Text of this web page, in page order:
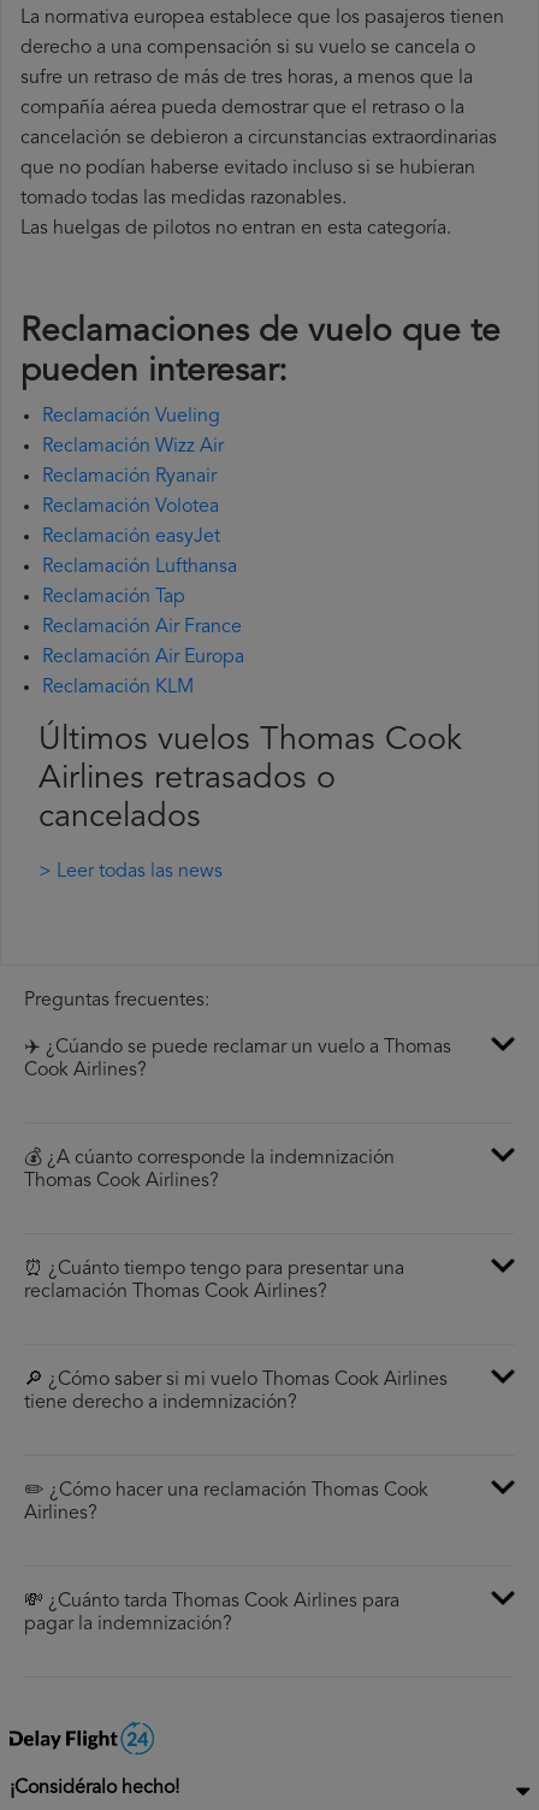
La normativa europea establece que los pasajeros tienen
derecho a una compensación si su vuelo se cancela o
sufre un retraso de más de tres horas, a menos que la
compañía aérea pueda demostrar que el retraso o la
cancelación se debieron a circunstancias extraordinarias
que no podían haberse evitado incluso si se hubieran
tomado todas las medidas razonables.
Las huelgas de pilotos no entran en esta categoría.
Reclamaciones de vuelo que te
pueden interesar:
Reclamación Vueling
Reclamación Wizz Air
Reclamación Ryanair
Reclamación Volotea
Reclamación easyJet
Reclamación Lufthansa
Reclamación Tap
Reclamación Air France
Reclamación Air Europa
Reclamación KLM
Últimos vuelos Thomas Cook
Airlines retrasados o
cancelados
> Leer todas las news
Preguntas frecuentes:
✈️ ¿Cúando se puede reclamar un vuelo a Thomas
Cook Airlines?
💰 ¿A cúanto corresponde la indemnización
Thomas Cook Airlines?
⏰ ¿Cuánto tiempo tengo para presentar una
reclamación Thomas Cook Airlines?
🔎 ¿Cómo saber si mi vuelo Thomas Cook Airlines
tiene derecho a indemnización?
✏️ ¿Cómo hacer una reclamación Thomas Cook
Airlines?
💸 ¿Cuánto tarda Thomas Cook Airlines para
pagar la indemnización?
¡Considéralo hecho!